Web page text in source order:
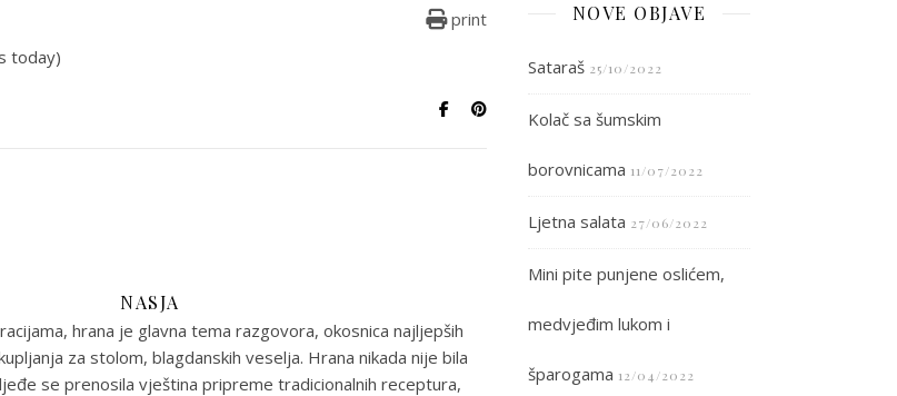
print
today)
NASJA
hrana je glavna tema razgovora, okosnica najljepših
za stolom, blagdanskih veselja. Hrana nikada nije bila
se prenosila vještina pripreme tradicionalnih receptura,
NOVE OBJAVE
Sataraš 25/10/2022
Kolač sa šumskim
borovnicama 11/07/2022
Ljetna salata 27/06/2022
Mini pite punjene oslićem,
medvjeđim lukom i
šparogama 12/04/2022